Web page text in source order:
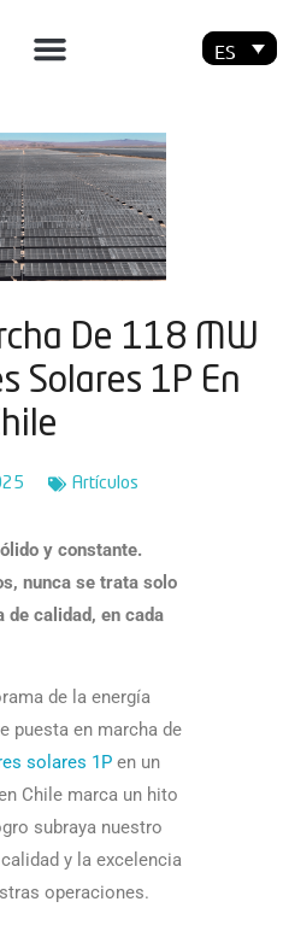
ES
De 118 MW
Solares 1P En
Artí­culos
y constante.
nunca se trata solo
de calidad, en cada
de la energía
puesta en marcha de
solares 1P en un
Chile marca un hito
subraya nuestro
y la excelencia
operaciones.